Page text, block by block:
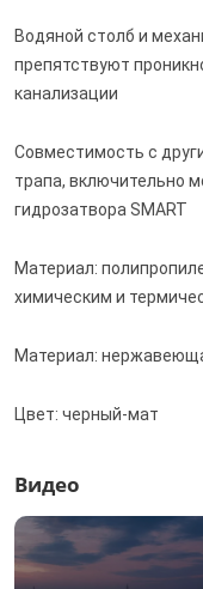
Водяной столб и
препятствуют
канализации
Совместимость с
трапа, включительно
гидрозатвора SMART
Материал:
химическим и
Материал:
Цвет: черный-мат
Видео